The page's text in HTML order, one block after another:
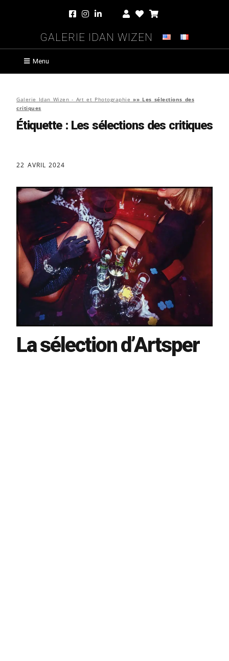
Galerie Idan Wizen
Menu
Galerie Idan Wizen - Art et Photographie »» Les sélections des
critiques
Étiquette : Les sélections des critiques
22 AVRIL 2024
La sélection d’Artsper